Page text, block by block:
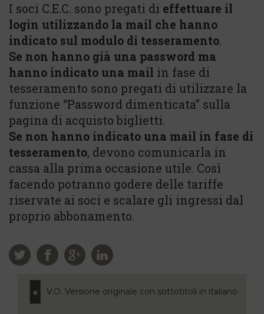
I soci C.E.C. sono pregati di effettuare il
login utilizzando la mail che hanno
indicato sul modulo di tesseramento.
Se non hanno già una password ma
hanno indicato una mail in fase di
tesseramento sono pregati di utilizzare la
funzione “Password dimenticata” sulla
pagina di acquisto biglietti.
Se non hanno indicato una mail in fase di
tesseramento, devono comunicarla in
cassa alla prima occasione utile. Così
facendo potranno godere delle tariffe
riservate ai soci e scalare gli ingressi dal
proprio abbonamento.
V.O. Versione originale con sottotitoli in italiano